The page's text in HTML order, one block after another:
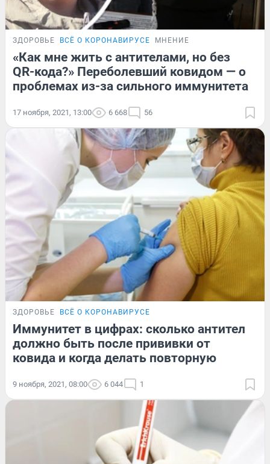
ЗДОРОВЬЕ ВСЁ О КОРОНАВИРУСЕ МНЕНИЕ
«Как мне жить с антителами, но без
QR-кода?» Переболевший ковидом — о
проблемах из-за сильного иммунитета
17 ноября, 2021, 13:00 6 668 56
ЗДОРОВЬЕ ВСЁ О КОРОНАВИРУСЕ
Иммунитет в цифрах: сколько антител
должно быть после прививки от
ковида и когда делать повторную
9 ноября, 2021, 08:00 6 044 1